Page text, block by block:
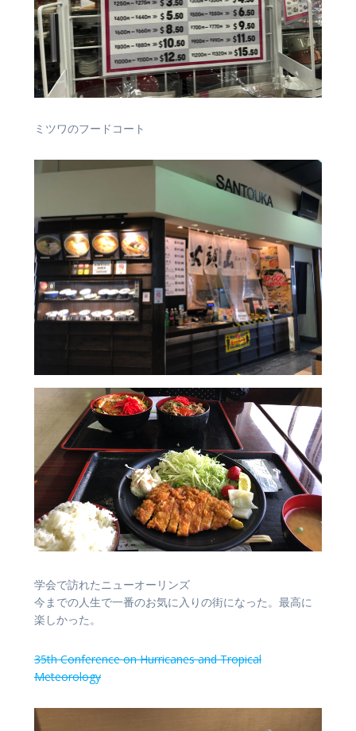
ミツワのフードコート
学会で訪れたニューオーリンズ
今までの人生で一番のお気に入りの街になった。最高に
楽しかった。
35th Conference on Hurricanes and Tropical
Meteorology